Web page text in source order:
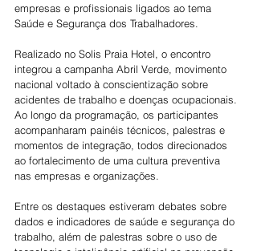
empresas e profissionais ligados ao tema
Saúde e Segurança dos Trabalhadores.
Realizado no Solis Praia Hotel, o encontro
integrou a campanha Abril Verde, movimento
nacional voltado à conscientização sobre
acidentes de trabalho e doenças ocupacionais.
Ao longo da programação, os participantes
acompanharam painéis técnicos, palestras e
momentos de integração, todos direcionados
ao fortalecimento de uma cultura preventiva
nas empresas e organizações.
Entre os destaques estiveram debates sobre
dados e indicadores de saúde e segurança do
trabalho, além de palestras sobre o uso de